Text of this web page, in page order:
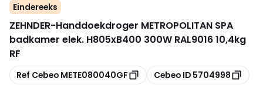
Eindereeks
ZEHNDER-Handdoekdroger METROPOLITAN SPA
badkamer elek. H805xB400 300W RAL9016 10,4kg
RF
Kopiëren
Ref Cebeo METE080040GF Kopiëren
Cebeo ID 5704998